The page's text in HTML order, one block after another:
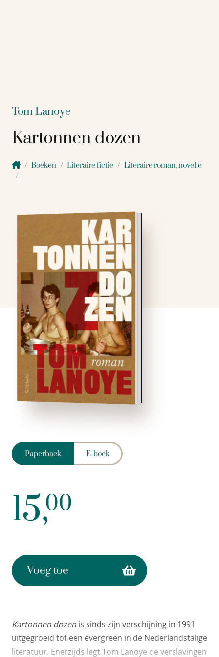
Tom Lanoye
Kartonnen dozen
Boeken Literaire fictie Literaire roman, novelle
Kartonnen dozen is sinds
zijn verschijning in 1991
uitgegroeid tot een
evergreen in de
Nederlandstalige
literatuur. Enerzijds legt
Tom Lanoye de
verslavingen en de
valstrikken bloot van de
grote, allesverterende
jeugdliefde die iedereen
kent uit ervaring.
Anderzijds schildert hij
Paperback E-boek
15,00
Voeg toe
Kartonnen dozen is sinds zijn verschijning in 1991
uitgegroeid tot een evergreen in de Nederlandstalige
literatuur. Enerzijds legt Tom Lanoye de verslavingen